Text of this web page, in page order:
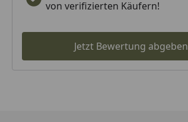
von verifizierten Käufern!
Jetzt Bewertung abgeben